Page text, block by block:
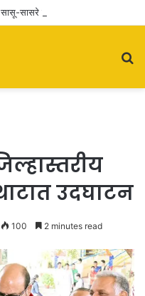
उदघाटन
100 2 minutes read